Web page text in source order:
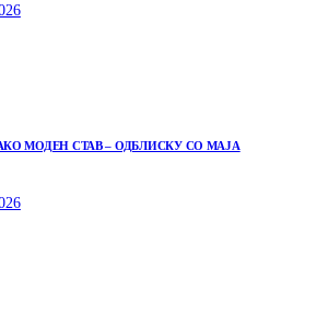
МОДЕН СТАВ – ОДБЛИСКУ СО МАЈА